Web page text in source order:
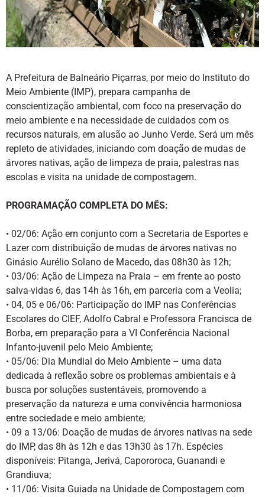
A Prefeitura de Balneário Piçarras, por meio do Instituto do
Meio Ambiente (IMP), prepara campanha de
conscientização ambiental, com foco na preservação do
meio ambiente e na necessidade de cuidados com os
recursos naturais, em alusão ao Junho Verde. Será um mês
repleto de atividades, iniciando com doação de mudas de
árvores nativas, ação de limpeza de praia, palestras nas
escolas e visita na unidade de compostagem.
PROGRAMAÇÃO COMPLETA DO MÊS:
• 02/06: Ação em conjunto com a Secretaria de Esportes e
Lazer com distribuição de mudas de árvores nativas no
Ginásio Aurélio Solano de Macedo, das 08h30 às 12h;
• 03/06: Ação de Limpeza na Praia – em frente ao posto
salva-vidas 6, das 14h às 16h, em parceria com a Veolia;
• 04, 05 e 06/06: Participação do IMP nas Conferências
Escolares do CIEF, Adolfo Cabral e Professora Francisca de
Borba, em preparação para a VI Conferência Nacional
Infanto-juvenil pelo Meio Ambiente;
• 05/06: Dia Mundial do Meio Ambiente – uma data
dedicada à reflexão sobre os problemas ambientais e à
busca por soluções sustentáveis, promovendo a
preservação da natureza e uma convivência harmoniosa
entre sociedade e meio ambiente;
• 09 a 13/06: Doação de mudas de árvores nativas na sede
do IMP, das 8h às 12h e das 13h30 às 17h. Espécies
disponíveis: Pitanga, Jerivá, Capororoca, Guanandi e
Grandiuva;
• 11/06: Visita Guiada na Unidade de Compostagem com